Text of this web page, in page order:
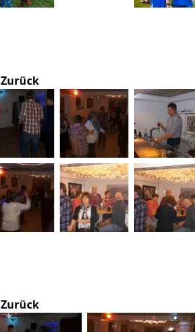
Zurück
Zurück